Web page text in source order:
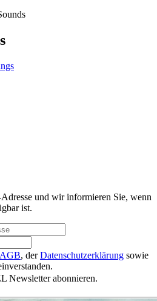
und wir informieren Sie, wenn
ist.
AGB, derDatenschutzerklärung sowie
Newsletter abonnieren.